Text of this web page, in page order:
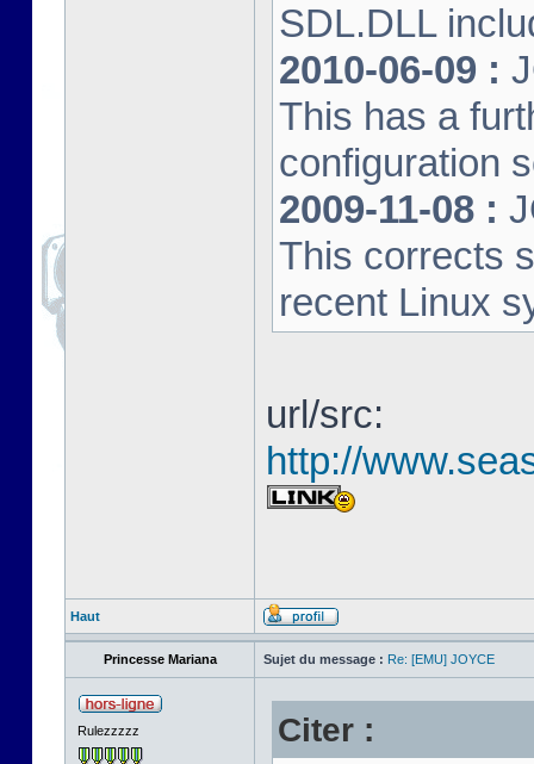
SDL.DLL
2010-06-09 :
This has a
configuration
2009-11-08 :
This corrects
recent Linux
url/src:
http://
Haut
Princesse Mariana Sujet du message : Re: [EMU] JOYCE
Rulezzzzz Citer :